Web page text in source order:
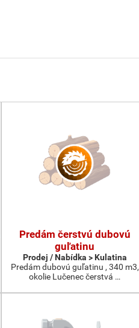
Predám čerstvú dubovú
guľatinu
Prodej / Nabídka > Kulatina
Predám dubovú guľatinu , 340 m3,
okolie Lučenec čerstvá …